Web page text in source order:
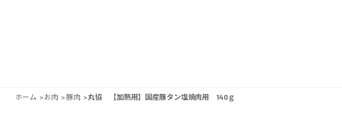
ホーム >お肉 >豚肉 >丸協 【加熱用】国産豚タン塩焼肉用 140ｇ